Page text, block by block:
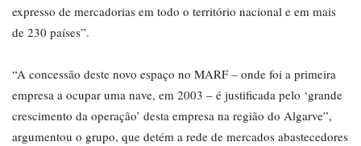
expresso de mercadorias em todo o território nacional e em mais
de 230 países”.
“A concessão deste novo espaço no MARF – onde foi a primeira
empresa a ocupar uma nave, em 2003 – é justificada pelo ‘grande
crescimento da operação’ desta empresa na região do Algarve”,
argumentou o grupo, que detém a rede de mercados abastecedores